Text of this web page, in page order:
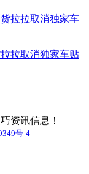
拉取消独家车贴
资讯信息！
号-4